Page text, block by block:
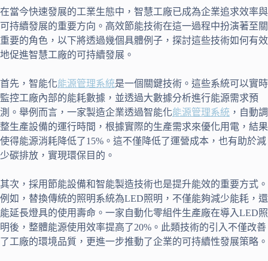
在當今快速發展的工業生態中，智慧工廠已成為企業追求效率與
可持續發展的重要方向。高效節能技術在這一過程中扮演著至關
重要的角色，以下將透過幾個具體例子，探討這些技術如何有效
地促進智慧工廠的可持續發展。
首先，智能化能源管理系統是一個關鍵技術。這些系統可以實時
監控工廠內部的能耗數據，並透過大數據分析進行能源需求預
測。舉例而言，一家製造企業透過智能化能源管理系統 ，自動調
整生產設備的運行時間，根據實際的生產需求來優化用電，結果
使得能源消耗降低了15%。這不僅降低了運營成本，也有助於減
少碳排放，實現環保目的。
其次，採用節能設備和智能製造技術也是提升能效的重要方式。
例如，替換傳統的照明系統為LED照明，不僅能夠減少能耗，還
能延長燈具的使用壽命。一家自動化零組件生產廠在導入LED照
明後，整體能源使用效率提高了20%。此類技術的引入不僅改善
了工廠的環境品質，更進一步推動了企業的可持續性發展策略。